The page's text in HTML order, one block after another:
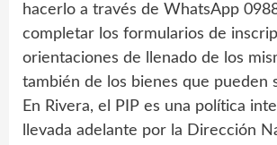
hacerlo a través de WhatsApp
completar los formularios de
orientaciones de llenado de los
también de los bienes que pueden
En Rivera, el PIP es una política
llevada adelante por la Dirección